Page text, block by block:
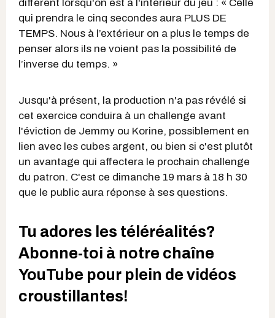
différent lorsqu'on est à l'intérieur du jeu : « Celle
qui prendra le cinq secondes aura PLUS DE
TEMPS. Nous à l’extérieur on a plus le temps de
penser alors ils ne voient pas la possibilité de
l’inverse du temps. »
Jusqu'à présent, la production n'a pas révélé si
cet exercice conduira à un challenge avant
l'éviction de Jemmy ou Korine, possiblement en
lien avec les cubes argent, ou bien si c'est plutôt
un avantage qui affectera le prochain challenge
du patron. C'est ce dimanche 19 mars à 18 h 30
que le public aura réponse à ses questions.
Tu adores les téléréalités?
Abonne-toi à notre chaîne
YouTube pour plein de vidéos
croustillantes!